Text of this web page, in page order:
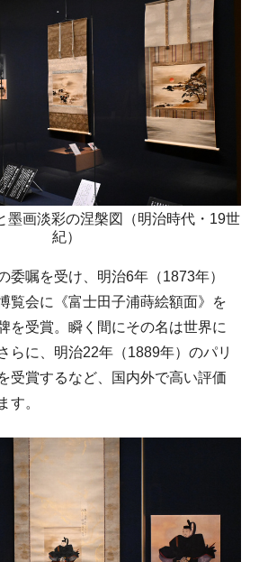
墨画淡彩の涅槃図（明治時代・19世
紀）
委嘱を受け、明治6年（1873年）
覧会に《富士田子浦蒔絵額面》を
を受賞。瞬く間にその名は世界に
らに、明治22年（1889年）のパリ
受賞するなど、国内外で高い評価
す。